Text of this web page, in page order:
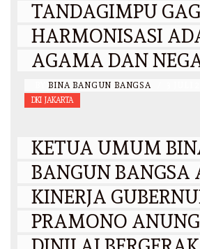
TANDAGIMPU
HARMONISASI
AGAMA DAN
BINA BANGUN BANGSA
DKI JAKARTA
KETUA UMUM
BANGUN BANGSA
KINERJA
PRAMONO